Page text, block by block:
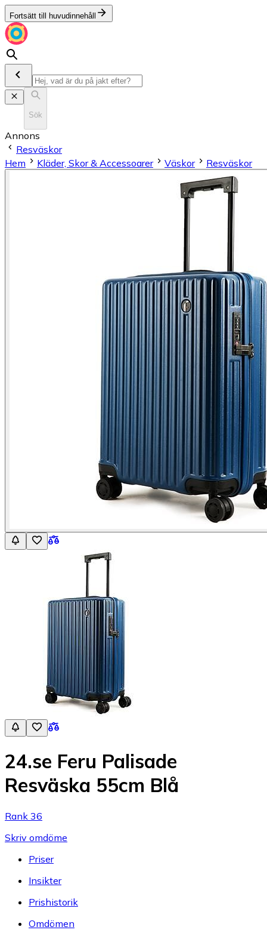
Fortsätt till huvudinnehåll
Sök
Annons
Resväskor
Hem
Kläder, Skor & Accessoarer Väskor Resväskor
24.se Feru Palisade
Resväska 55cm Blå
Rank 36
Skriv omdöme
Priser
Insikter
Prishistorik
Omdömen